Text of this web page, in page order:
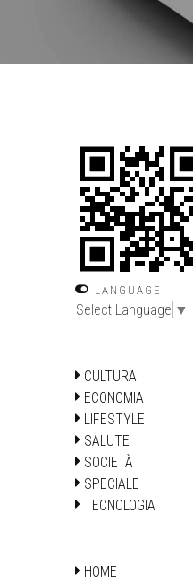
LANGUAGE
Select Language ▼
CULTURA
ECONOMIA
LIFESTYLE
SALUTE
SOCIETÀ
SPECIALE
TECNOLOGIA
HOME